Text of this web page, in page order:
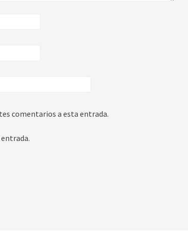
comentarios a esta entrada.